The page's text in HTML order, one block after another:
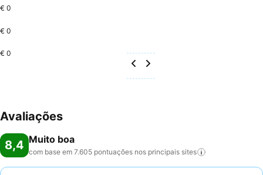
€ 0
€ 0
€ 0
Avaliações
8,4 Muito boa
com base em 7.605 pontuações nos principais sites